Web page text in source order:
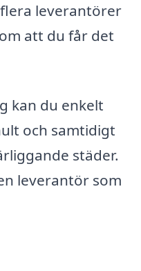
leverantörer
att du får det
kan du enkelt
och samtidigt
städer.
leverantör som